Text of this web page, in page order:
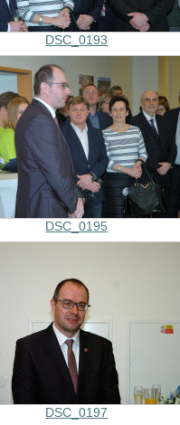
DSC_0193
DSC_0195
DSC_0197